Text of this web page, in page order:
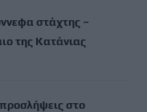
στάχτης –
της Κατάνιας
στο